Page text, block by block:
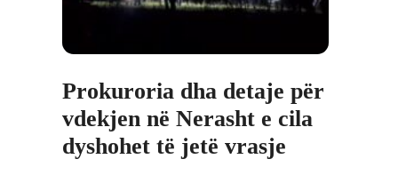
Prokuroria dha detaje për
vdekjen në Nerasht e cila
dyshohet të jetë vrasje